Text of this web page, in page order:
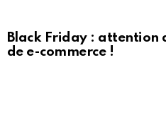
Black Friday : attention
de e-commerce !